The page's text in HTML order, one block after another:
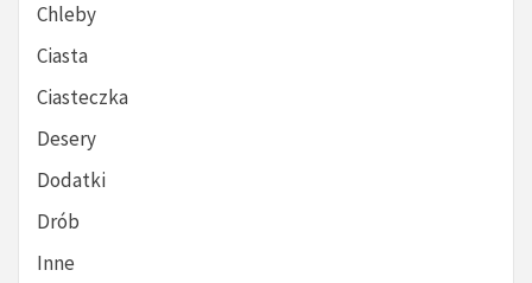
Chleby
Ciasta
Ciasteczka
Desery
Dodatki
Drób
Inne